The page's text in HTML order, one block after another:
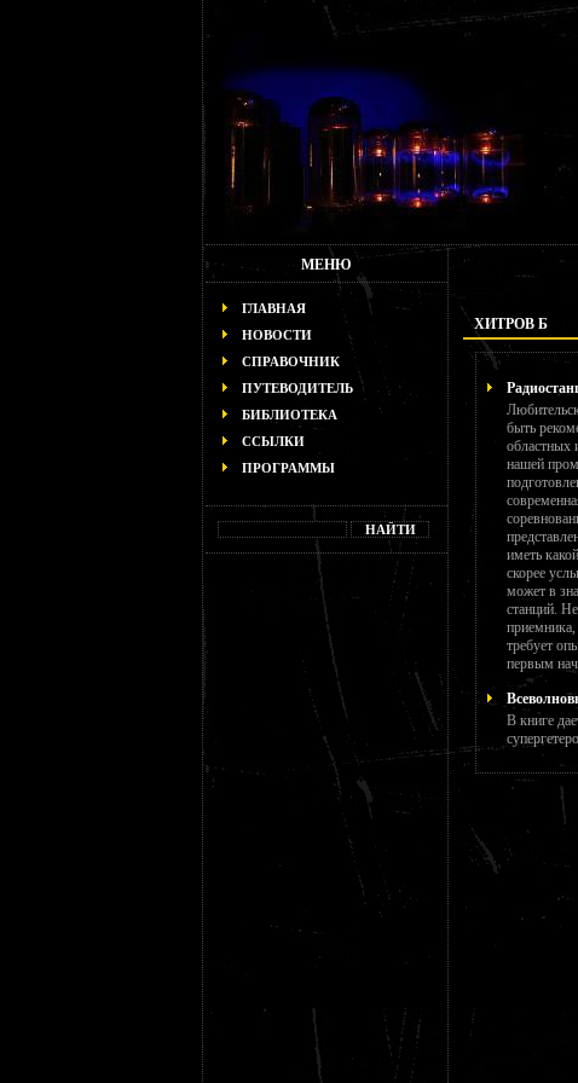
МЕНЮ
ГЛАВНАЯ
НОВОСТИ
СПРАВОЧНИК
ПУТЕВОДИТЕЛЬ
БИБЛИОТЕКА
ССЫЛКИ
ПРОГРАММЫ
ХИТРОВ Б
быть
областных
нашей
иметь
скорее
может в
станций.
приемника,
требует
первым
В книге